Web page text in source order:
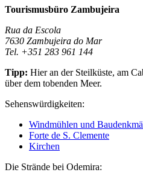
Tourismusbüro Zambujeira
Rua da Escola
7630 Zambujeira do Mar
Tel. +351 283 961 144
Tipp: Hier an der Steilküste, am
über dem tobenden Meer.
Sehenswürdigkeiten:
Windmühlen und
Forte de S. Clemente
Kirchen
Die Strände bei Odemira: